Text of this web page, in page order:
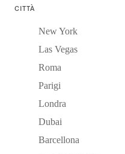
CITTÀ
New York
Las Vegas
Roma
Parigi
Londra
Dubai
Barcellona